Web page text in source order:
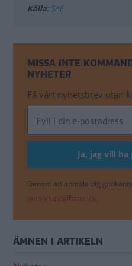
Källa:SAE
MISSA INTE
NYHETER
Få vårt nyhetsbrev utan
Genom att anmäla dig
personuppgiftspolicy.
ÄMNEN I ARTIKELN